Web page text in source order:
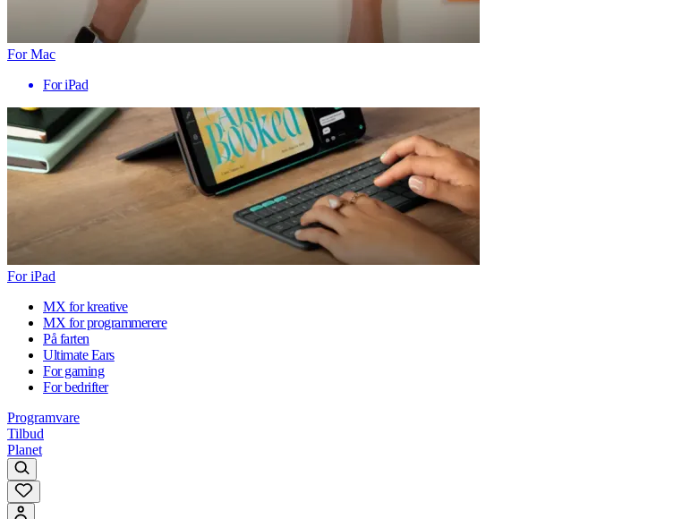
For Mac
For iPad
For iPad
MX for kreative
MX for programmerere
På farten
Ultimate Ears
For gaming
For bedrifter
Programvare
Tilbud
Planet